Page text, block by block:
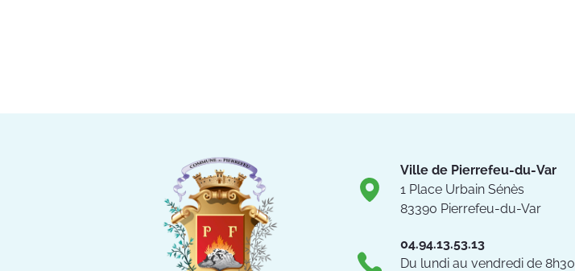
Ville de Pierrefeu-du-Var
1 Place Urbain Sénès
83390 Pierrefeu-du-Var
04.94.13.53.13
Du lundi au vendredi de 8h30